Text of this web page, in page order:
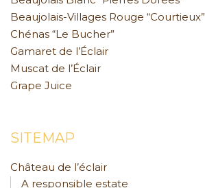
Beaujolais-Villages Rouge “Courtieux”
Chénas “Le Bucher”
Gamaret de l’Éclair
Muscat de l’Éclair
Grape Juice
SITEMAP
Château de l’éclair
A responsible estate